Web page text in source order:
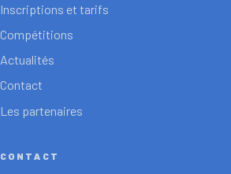
Inscriptions et tarifs
Compétitions
Actualités
Contact
Les partenaires
CONTACT